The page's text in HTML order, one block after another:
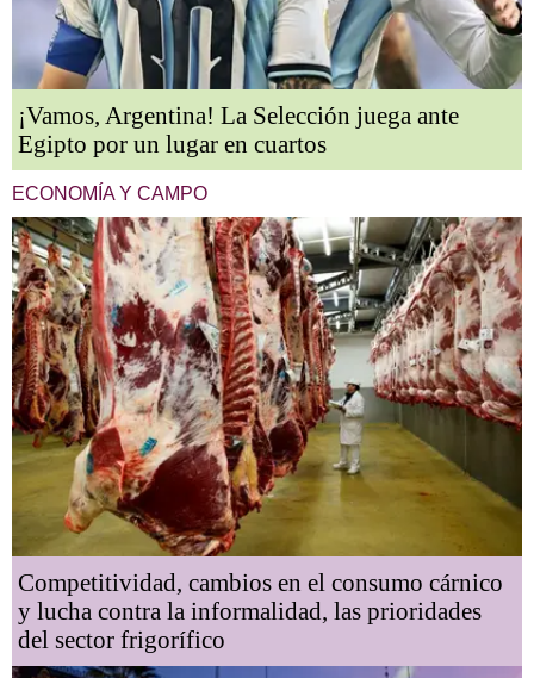
¡Vamos, Argentina! La Selección juega ante
Egipto por un lugar en cuartos
ECONOMÍA Y CAMPO
Competitividad, cambios en el consumo cárnico
y lucha contra la informalidad, las prioridades
del sector frigorífico